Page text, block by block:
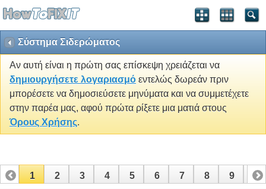
Σύστημα Σιδερώματος
Αν αυτή είναι η πρώτη σας επίσκεψη χρειάζεται να
δημιουργήσετε λογαριασμό εντελώς δωρεάν πριν
μπορέσετε να δημοσιεύσετε μηνύματα και να συμμετέχετε
στην παρέα μας, αφού πρώτα ρίξετε μια ματιά στους
Όρους Χρήσης.
1 2 3 4 5 6 7 8 9 10